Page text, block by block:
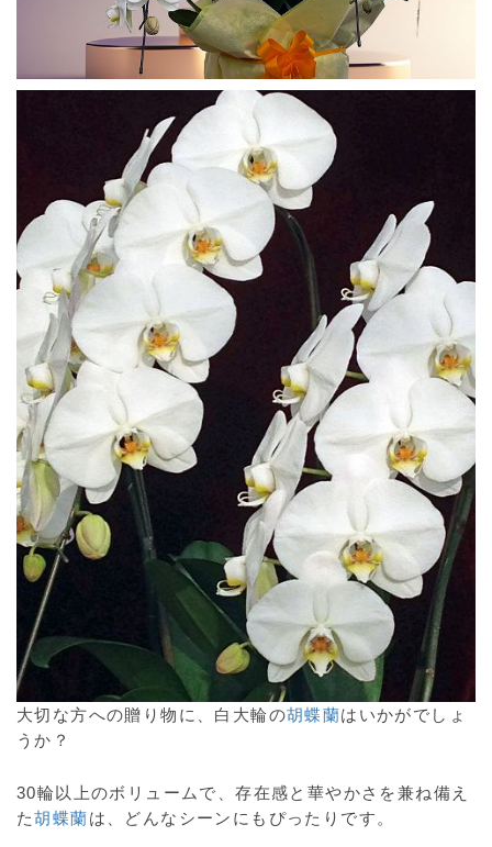
大切な方への贈り物に、白大輪の胡蝶蘭はいかがでしょ
うか？
30輪以上のボリュームで、存在感と華やかさを兼ね備え
た胡蝶蘭は、どんなシーンにもぴったりです。